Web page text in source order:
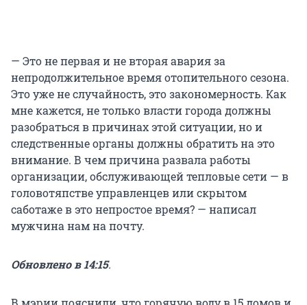
— Это не первая и не вторая авария за
непродолжительное время отопительного сезона.
Это уже не случайность, это закономерность. Как
мне кажется, не только власти города должны
разобраться в причинах этой ситуации, но и
следственные органы должны обратить на это
внимание. В чем причина развала работы
организации, обслуживающей тепловые сети — в
головотяпстве управленцев или скрытом
саботаже в это непростое время? — написал
мужчина нам на почту.
Обновлено в 14:15.